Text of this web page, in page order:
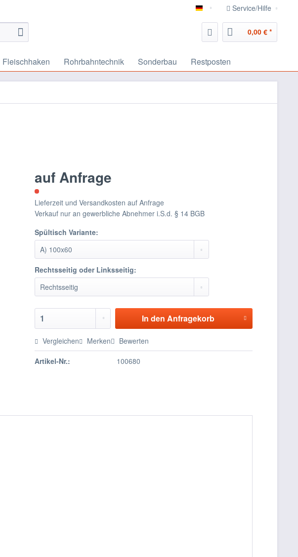
deutsch Service/Hilfe
0,00 € *
Fleischhaken Rohrbahntechnik Sonderbau Restposten
auf Anfrage
Lieferzeit und Versandkosten auf Anfrage
Verkauf nur an gewerbliche Abnehmer i.S.d. § 14 BGB
Spültisch Variante:
Rechtsseitig oder Linksseitig:
In den Anfragekorb
Vergleichen Merken Bewerten
Artikel-Nr.: 100680